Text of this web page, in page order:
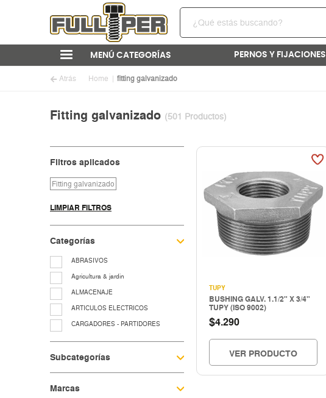
MENÚ CATEGORÍAS PERNOS Y FIJACIONES
Atrás Home fitting galvanizado
Fitting galvanizado (501 Productos)
Filtros aplicados
Fitting galvanizado
LIMPIAR FILTROS
Categorías
ABRASIVOS
Agricultura & jardin
ALMACENAJE
ARTICULOS ELECTRICOS
CARGADORES - PARTIDORES
CERRAJERIA
Cocina & menaje
COMPRESORES - EQUIPOS AIRE
EQUIP. LUBRIC.-CONTROL FLUIDO
Subcategorías
Marcas
TUPY
BUSHING GALV. 1.1/2" X 3/4"
TUPY (ISO 9002)
$4.290
VER PRODUCTO